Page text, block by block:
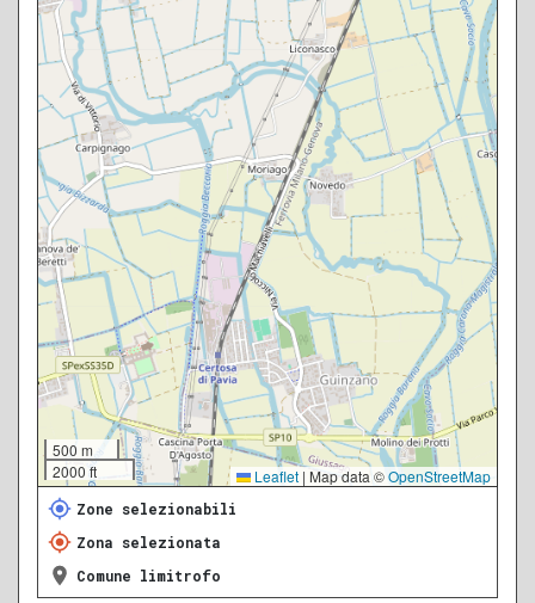
500 m
2000 ft
Leaflet | Map data ©OpenStreetMap
Zone selezionabili
Zona selezionata
Comune limitrofo